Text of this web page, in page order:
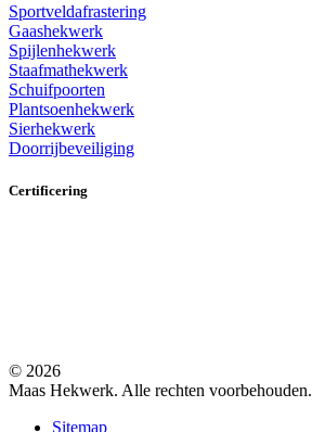
Sportveldafrastering
Gaashekwerk
Spijlenhekwerk
Staafmathekwerk
Schuifpoorten
Plantsoenhekwerk
Sierhekwerk
Doorrijbeveiliging
Certificering
© 2026
Maas Hekwerk. Alle rechten voorbehouden.
Sitemap